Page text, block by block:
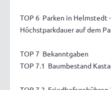
TOP 6 Parken in Helmstedt
Höchstparkdauer auf dem
TOP 7 Bekanntgaben
TOP 7.1 Baumbestand